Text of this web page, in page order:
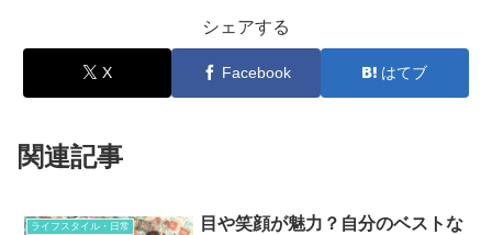
シェアする
X Facebook はてブ
関連記事
ライフスタイル・日常
目や笑顔が魅力？自分のベストな